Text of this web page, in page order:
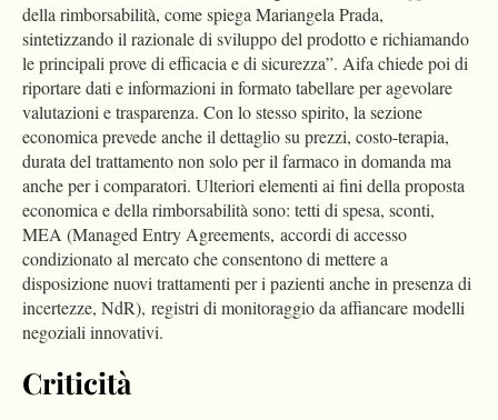
della rimborsabilità, come spiega Mariangela Prada,
sintetizzando il razionale di sviluppo del prodotto e richiamando
le principali prove di efficacia e di sicurezza”. Aifa chiede poi di
riportare dati e informazioni in formato tabellare per agevolare
valutazioni e trasparenza. Con lo stesso spirito, la sezione
economica prevede anche il dettaglio su prezzi, costo-terapia,
durata del trattamento non solo per il farmaco in domanda ma
anche per i comparatori. Ulteriori elementi ai fini della proposta
economica e della rimborsabilità sono: tetti di spesa, sconti,
MEA (Managed Entry Agreements, accordi di accesso
condizionato al mercato che consentono di mettere a
disposizione nuovi trattamenti per i pazienti anche in presenza di
incertezze, NdR), registri di monitoraggio da affiancare modelli
negoziali innovativi.
Criticità